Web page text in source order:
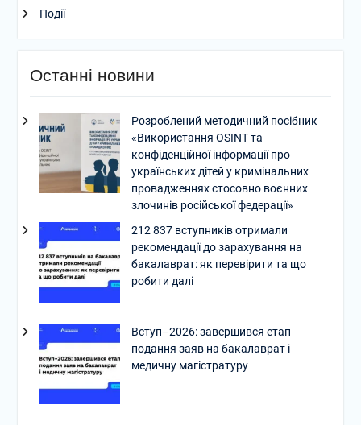
Події
Останні новини
Розроблений методичний посібник
«Використання OSINT та
конфіденційної інформації про
українських дітей у кримінальних
провадженнях стосовно воєнних
злочинів російської федерації»
212 837 вступників отримали
рекомендації до зарахування на
бакалаврат: як перевірити та що
робити далі
Вступ–2026: завершився етап
подання заяв на бакалаврат і
медичну магістратуру